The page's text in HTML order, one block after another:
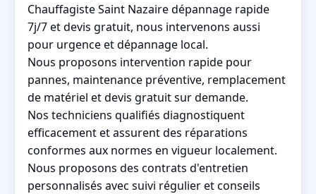
Chauffagiste Saint Nazaire dépannage rapide
7j/7 et devis gratuit, nous intervenons aussi
pour urgence et dépannage local.
Nous proposons intervention rapide pour
pannes, maintenance préventive, remplacement
de matériel et devis gratuit sur demande.
Nos techniciens qualifiés diagnostiquent
efficacement et assurent des réparations
conformes aux normes en vigueur localement.
Nous proposons des contrats d'entretien
personnalisés avec suivi régulier et conseils